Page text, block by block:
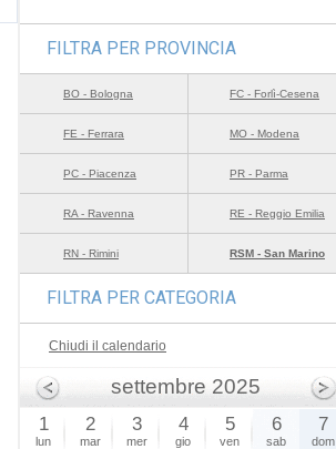
FILTRA PER PROVINCIA
BO - Bologna FC - Forlì-Cesena
FE - Ferrara MO - Modena
PC - Piacenza PR - Parma
RA - Ravenna RE - Reggio Emilia
RN - Rimini RSM - San Marino
FILTRA PER CATEGORIA
Chiudi il calendario
settembre 2025
1
lun
2
mar
3
mer
4
gio
5
ven
6
sab
7
dom